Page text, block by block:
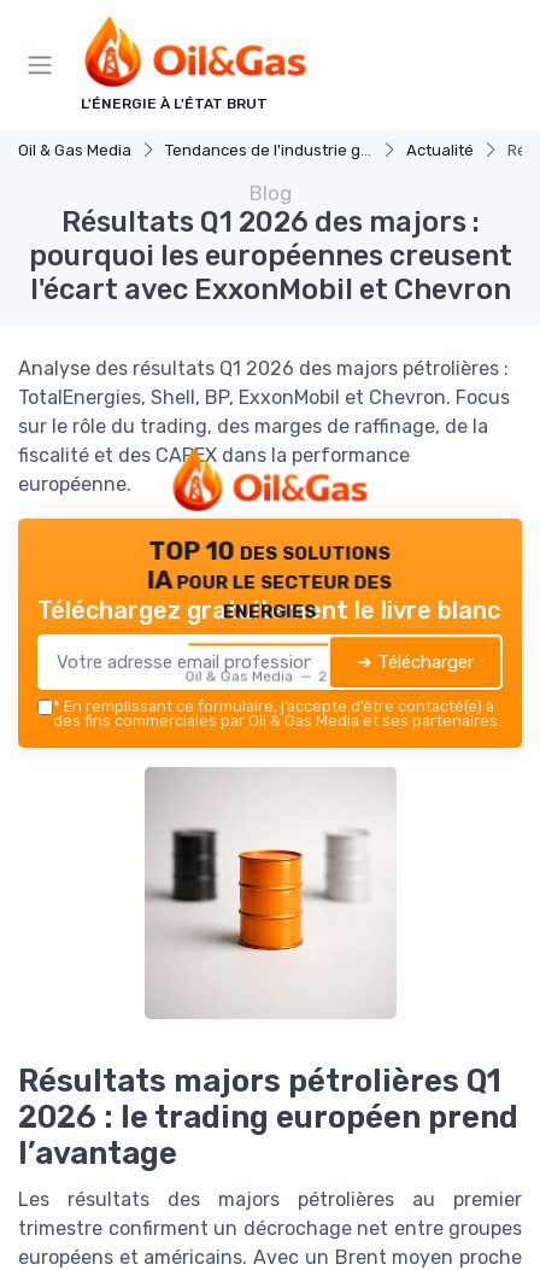
L'ÉNERGIE À L'ÉTAT BRUT
Oil & Gas Media Tendances de l'industrie gaz et petrole Actualité
Blog
Résultats Q1 2026 des majors :
pourquoi les européennes creusent
l'écart avec ExxonMobil et Chevron
Analyse des résultats Q1 2026 des majors pétrolières :
TotalEnergies, Shell, BP, ExxonMobil et Chevron. Focus
sur le rôle du trading, des marges de raffinage, de la
fiscalité et des CAPEX dans la performance
européenne.
TOP 10 des solutions
IA pour le secteur des
energies
Oil & Gas Media — 2026
Téléchargez gratuitement le livre blanc
➔ Télécharger
* En remplissant ce formulaire, j’accepte d’être contacté(e) à
des fins commerciales par Oil & Gas Media et ses partenaires.
Résultats majors pétrolières Q1
2026 : le trading européen prend
l’avantage
Les résultats des majors pétrolières au premier
trimestre confirment un décrochage net entre groupes
européens et américains. Avec un Brent moyen proche
Panneau de gestion des cookies